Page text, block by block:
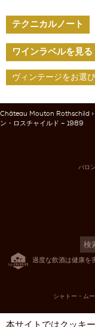
テクニカルノート
ワインラベルを見る
Château Mouton Rothschild >
ン・ロスチャイルド – 1989
バロ
過度な飲酒は健康を
シャトー・ム
本サイトではクッキ